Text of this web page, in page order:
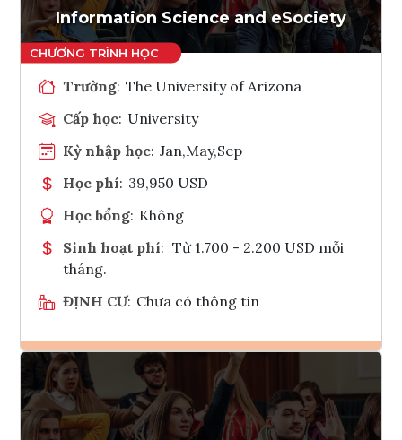
Information Science and eSociety
Trường: The University of Arizona
Cấp học: University
Kỳ nhập học: Jan,May,Sep
Học phí: 39,950 USD
Học bổng: Không
Sinh hoạt phí: Từ 1.700 - 2.200 USD mỗi
tháng.
ĐỊNH CƯ: Chưa có thông tin
Ghi danh
Tham vấn Interlink